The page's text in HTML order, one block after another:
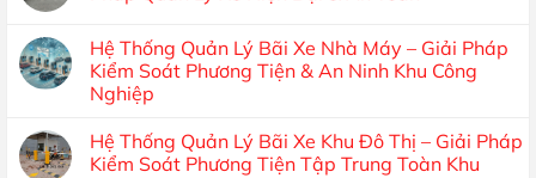
Hệ Thống Quản Lý Bãi Xe Nhà Máy – Giải Pháp
Kiểm Soát Phương Tiện & An Ninh Khu Công
Nghiệp
Hệ Thống Quản Lý Bãi Xe Khu Đô Thị – Giải Pháp
Kiểm Soát Phương Tiện Tập Trung Toàn Khu